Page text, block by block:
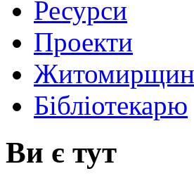
Ресурси
Проекти
Бібліотекарю
Ви є тут